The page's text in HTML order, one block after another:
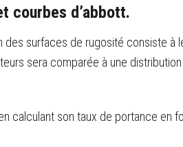
courbes d’abbott.
surfaces de rugosité consiste
sera comparée à une
calculant son taux de portance en